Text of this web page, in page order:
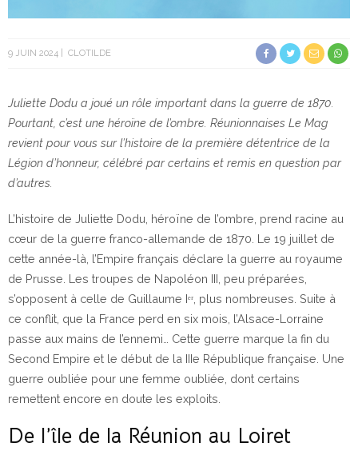
9 JUIN 2024 CLOTILDE
Juliette Dodu a joué un rôle important dans la guerre de 1870.
Pourtant, c’est une héroïne de l’ombre. Réunionnaises Le Mag
revient pour vous sur l’histoire de la première détentrice de la
Légion d’honneur, célébré par certains et remis en question par
d’autres.
L’histoire de Juliette Dodu, héroïne de l’ombre, prend racine au
cœur de la guerre franco-allemande de 1870. Le 19 juillet de
cette année-là, l’Empire français déclare la guerre au royaume
de Prusse. Les troupes de Napoléon III, peu préparées,
s’opposent à celle de Guillaume Iᵉʳ, plus nombreuses. Suite à
ce conflit, que la France perd en six mois, l’Alsace-Lorraine
passe aux mains de l’ennemi… Cette guerre marque la fin du
Second Empire et le début de la IIIe République française. Une
guerre oubliée pour une femme oubliée, dont certains
remettent encore en doute les exploits.
De l’île de la Réunion au Loiret